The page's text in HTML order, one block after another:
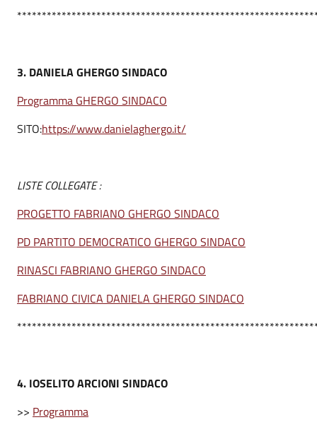
3. DANIELA GHERGO SINDACO
Programma GHERGO SINDACO
SITO:https://www.danielaghergo.it/
LISTE COLLEGATE :
PROGETTO FABRIANO GHERGO SINDACO
PD PARTITO DEMOCRATICO GHERGO SINDACO
RINASCI FABRIANO GHERGO SINDACO
FABRIANO CIVICA DANIELA GHERGO SINDACO
4. IOSELITO ARCIONI SINDACO
>> Programma